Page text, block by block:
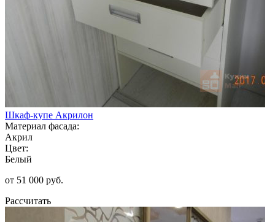
Шкаф-купе Акрилон
Материал фасада:
Акрил
Цвет:
Белый
от 51 000 руб.
Рассчитать